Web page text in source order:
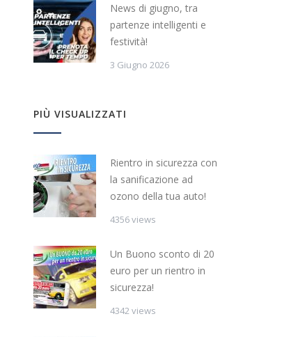
News di giugno, tra
partenze intelligenti e
festività!
3 Giugno 2026
PIÙ VISUALIZZATI
Rientro in sicurezza con
la sanificazione ad
ozono della tua auto!
4356 views
Un Buono sconto di 20
euro per un rientro in
sicurezza!
4342 views